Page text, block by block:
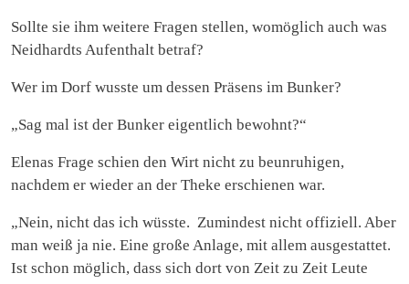
Sollte sie ihm weitere Fragen stellen, womöglich auch was
Neidhardts Aufenthalt betraf?
Wer im Dorf wusste um dessen Präsens im Bunker?
„Sag mal ist der Bunker eigentlich bewohnt?“
Elenas Frage schien den Wirt nicht zu beunruhigen,
nachdem er wieder an der Theke erschienen war.
„Nein, nicht das ich wüsste. Zumindest nicht offiziell. Aber
man weiß ja nie. Eine große Anlage, mit allem ausgestattet.
Ist schon möglich, dass sich dort von Zeit zu Zeit Leute